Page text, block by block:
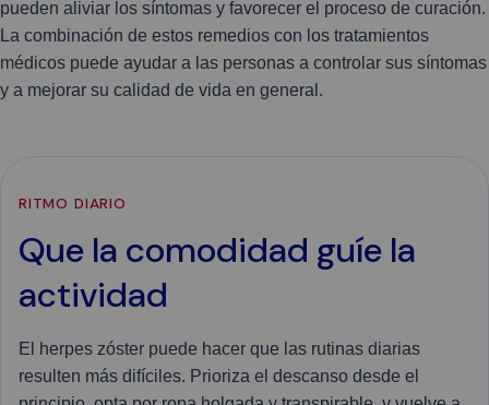
pueden aliviar los síntomas y favorecer el proceso de curación.
La combinación de estos remedios con los tratamientos
médicos puede ayudar a las personas a controlar sus síntomas
y a mejorar su calidad de vida en general.
RITMO DIARIO
Que la comodidad guíe la
actividad
El herpes zóster puede hacer que las rutinas diarias
resulten más difíciles. Prioriza el descanso desde el